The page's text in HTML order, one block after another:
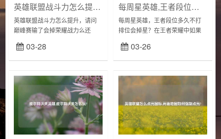
英雄联盟战斗力怎么提升,请问巅峰赛输了会掉荣耀战力么还有?
英雄联盟战斗力怎么提升，请问
巅峰赛输了会掉荣耀战力么还
成规则若玩家巅峰积分低于1200
分不会增加或者减少荣耀战力。
03-28
每周星英雄,王者段位多久不打排位会掉星?
每周星英雄，王者段位多久不打
排位会掉星？在王者荣耀中如果
就会进行掉星，并且这个过程不
会做任何提醒，不知道这个规则
03-26